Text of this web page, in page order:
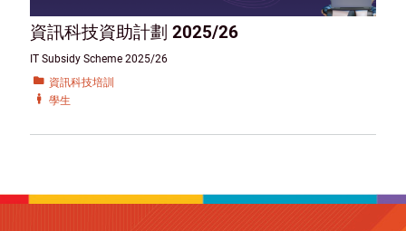
資訊科技資助計劃 2025/26
IT Subsidy Scheme 2025/26
資訊科技培訓
學生